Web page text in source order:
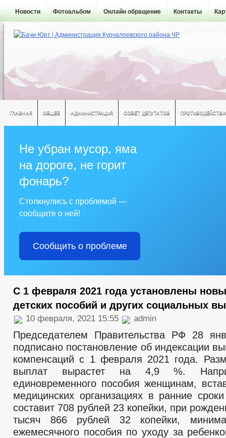
Новости Фотоальбом Онлайн обращение Контакты
ГЛАВНАЯ ОБЩЕЕ АДМИНИСТРАЦИЯ СОВЕТ ДЕПУТАТОВ
Не убран мусор, яма
на дороге, не горит
фонарь?
Столкнулись с проблемой —
сообщите о ней!
Сообщить о проблеме
С 1 февраля 2021 года установлены
детских пособий и других социальных
10 февраля, 2021 15:55 admin
Председателем Правительства РФ 28
подписано постановление об индексации
компенсаций с 1 февраля 2021 года.
выплат вырастет на 4,9 %.
единовременного пособия женщинам,
медицинских организациях в ранние
составит 708 рублей 23 копейки, при
тысяч 866 рублей 32 копейки,
ежемесячного пособия по уходу за